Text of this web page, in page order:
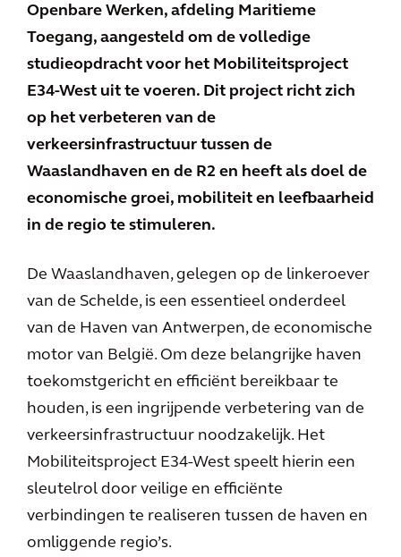
Openbare Werken, afdeling Maritieme
Toegang, aangesteld om de volledige
studieopdracht voor het Mobiliteitsproject
E34-West uit te voeren. Dit project richt zich
op het verbeteren van de
verkeersinfrastructuur tussen de
Waaslandhaven en de R2 en heeft als doel de
economische groei, mobiliteit en leefbaarheid
in de regio te stimuleren.
De Waaslandhaven, gelegen op de linkeroever
van de Schelde, is een essentieel onderdeel
van de Haven van Antwerpen, de economische
motor van België. Om deze belangrijke haven
toekomstgericht en efficiënt bereikbaar te
houden, is een ingrijpende verbetering van de
verkeersinfrastructuur noodzakelijk. Het
Mobiliteitsproject E34-West speelt hierin een
sleutelrol door veilige en efficiënte
verbindingen te realiseren tussen de haven en
omliggende regio’s.